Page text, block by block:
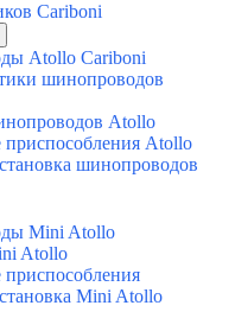
Cariboni
Atollo Cariboni
шинопроводов
Atollo
Atollo
шинопроводов
Mini Atollo
Atollo
Mini Atollo